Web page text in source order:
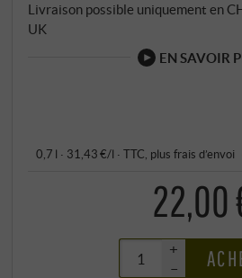
Livraison possible uniquement en
UK
EN SAVOIR
0,7 l · 31,43 €/l ·TTC , plusfrais d’envoi
22,00
+
–